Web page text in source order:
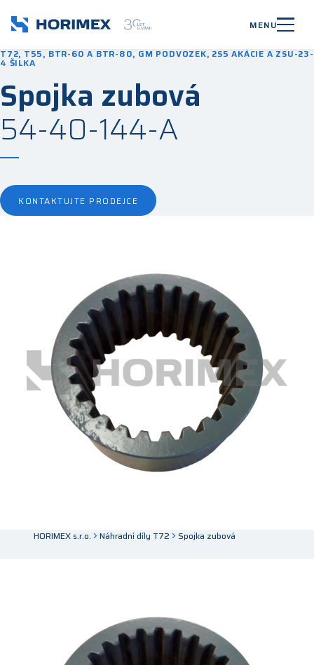
MENU
T72, T55, BTR-60 A BTR-80, GM PODVOZEK, 2S5 AKÁCIE A ZSU-23-
4 ŠILKA
Spojka zubová
54-40-144-A
KONTAKTUJTE PRODEJCE
HORIMEX s.r.o. Náhradní díly T72 Spojka zubová